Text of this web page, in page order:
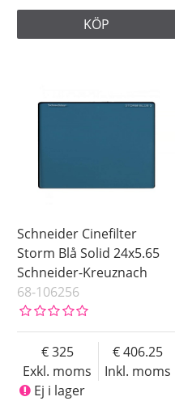
KÖP
Schneider Cinefilter
Storm Blå Solid 24x5.65
Schneider-Kreuznach
68-106256
Exkl. moms
325
Inkl. moms
406.25
Ej i lager